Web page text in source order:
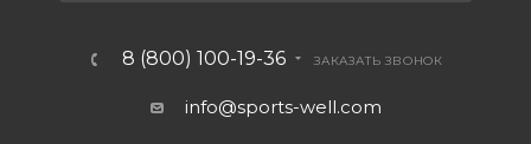
8 (800) 100-19-36 ЗАКАЗАТЬ ЗВОНОК
info@sports-well.com